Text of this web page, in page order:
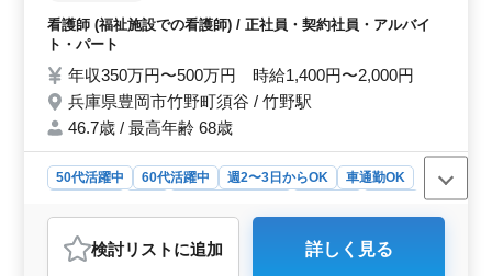
待ちしています。＊ポイント ・夜勤なし ・週休2日制 ・車通
を歓迎致します♪ 皆様のご応募お待ちしてお
ります！
看護師 (福祉施設での看護師) / 正社員・契約社員・アルバイ
ト・パート
年収350万円〜500万円 時給1,400円〜2,000円
兵庫県豊岡市竹野町須谷 / 竹野駅
46.7歳 / 最高年齢 68歳
50代活躍中 60代活躍中 週2〜3日からOK
車通勤OK
アルバイト・パート
おすすめポイント
検討リスト に追加 詳しく見る